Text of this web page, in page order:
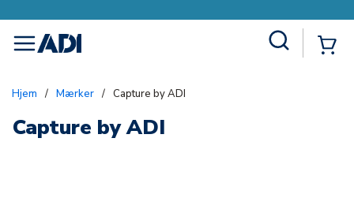
menu
Hjem / Mærker / Capture by ADI
Capture by ADI